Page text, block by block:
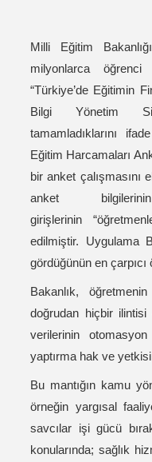
Milli Eğitim
milyonlarca öğrenci
“Türkiye’de Eğitimin
Bilgi Yönetim
tamamladıklarını
Eğitim Harcamaları
bir anket
anket
girişlerinin
edilmiştir. Uygulama
gördüğünün en çarpıcı
Bakanlık,
doğrudan hiçbir ilintisi
verilerinin
yaptırma hak ve
Bu mantığın kamu
örneğin yargısal
savcılar işi gücü
konularında; sağlık